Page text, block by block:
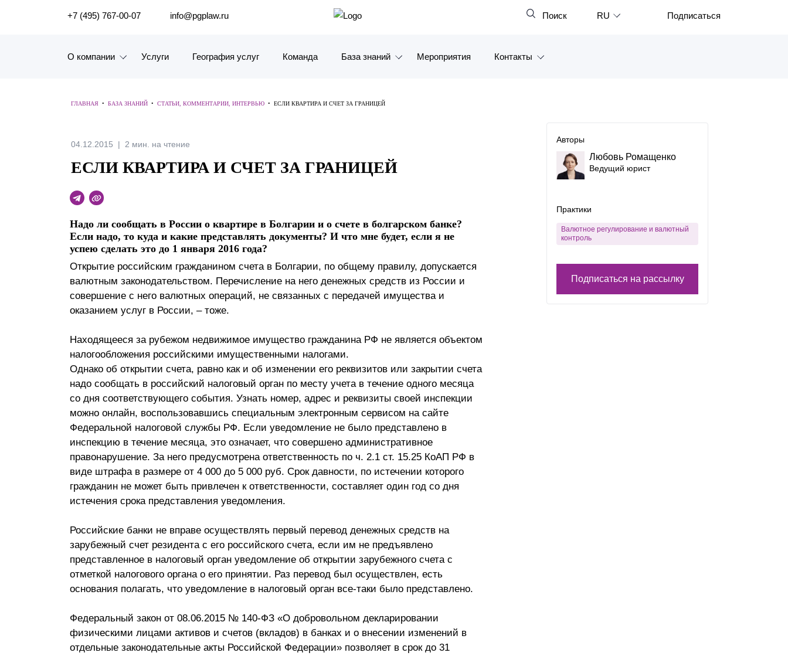
ПОИСК ПО САЙТУ Закрыть
+7 (495) 767-00-07 info@pgplaw.ru Поиск RU
Español
Подписаться
О компании
Наш опыт
Рейтинги, Награды, Цифры
Новости
Карьера
История компании
Обращение Управляющего
Социальная
ответственность
Услуги География услуг Команда База знаний
Видео
Журналы
Презентации экспертов
Брошюры
Мероприятия Контакты
ГЛАВНАЯ • БАЗА ЗНАНИЙ • СТАТЬИ, КОММЕНТАРИИ, ИНТЕРВЬЮ • ЕСЛИ КВАРТИРА И СЧЕТ ЗА ГРАНИЦЕЙ
04.12.2015 2 мин. на чтение
ЕСЛИ КВАРТИРА И СЧЕТ ЗА ГРАНИЦЕЙ
Надо ли сообщать в России о квартире в Болгарии и о счете в болгарском банке?
Если надо, то куда и какие представлять документы? И что мне будет, если я не
успею сделать это до 1 января 2016 года?
Открытие российским гражданином счета в Болгарии, по общему правилу, допускается
валютным законодательством. Перечисление на него денежных средств из России и
совершение с него валютных операций, не связанных с передачей имущества и
оказанием услуг в России, – тоже.
Находящееся за рубежом недвижимое имущество гражданина РФ не является объектом
налогообложения российскими имущественными налогами.
Однако об открытии счета, равно как и об изменении его реквизитов или закрытии счета
надо сообщать в российский налоговый орган по месту учета в течение одного месяца
со дня соответствующего события. Узнать номер, адрес и реквизиты своей инспекции
можно онлайн, воспользовавшись специальным электронным сервисом на сайте
Федеральной налоговой службы РФ. Если уведомление не было представлено в
инспекцию в течение месяца, это означает, что совершено административное
правонарушение. За него предусмотрена ответственность по ч. 2.1 ст. 15.25 КоАП РФ в
виде штрафа в размере от 4 000 до 5 000 руб. Срок давности, по истечении которого
гражданин не может быть привлечен к ответственности, составляет один год со дня
истечения срока представления уведомления.
Российские банки не вправе осуществлять первый перевод денежных средств на
зарубежный счет резидента с его российского счета, если им не предъявлено
представленное в налоговый орган уведомление об открытии зарубежного счета с
отметкой налогового органа о его принятии. Раз перевод был осуществлен, есть
основания полагать, что уведомление в налоговый орган все-таки было представлено.
Федеральный закон от 08.06.2015 № 140-ФЗ «О добровольном декларировании
физическими лицами активов и счетов (вкладов) в банках и о внесении изменений в
отдельные законодательные акты Российской Федерации» позволяет в срок до 31
Авторы
Любовь Ромащенко
Ведущий юрист
Практики
Валютное регулирование и валютный
контроль
Подписаться на рассылку